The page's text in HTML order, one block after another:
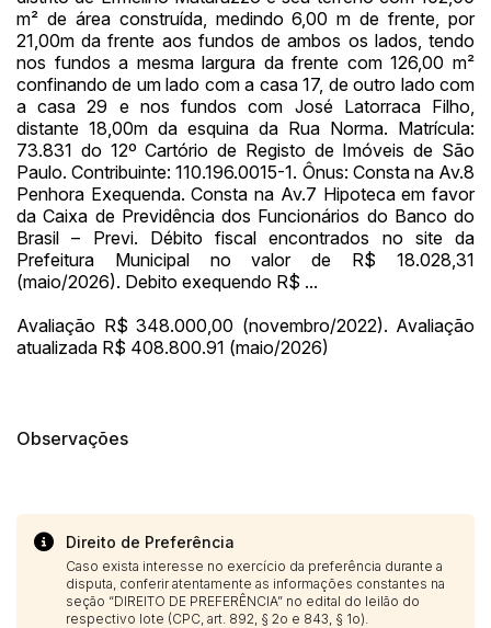
m² de área construída, medindo 6,00 m de frente, por
21,00m da frente aos fundos de ambos os lados, tendo
nos fundos a mesma largura da frente com 126,00 m²
confinando de um lado com a casa 17, de outro lado com
a casa 29 e nos fundos com José Latorraca Filho,
distante 18,00m da esquina da Rua Norma. Matrícula:
73.831 do 12º Cartório de Registo de Imóveis de São
Paulo. Contribuinte: 110.196.0015-1. Ônus: Consta na Av.8
Penhora Exequenda. Consta na Av.7 Hipoteca em favor
da Caixa de Previdência dos Funcionários do Banco do
Brasil – Previ. Débito fiscal encontrados no site da
Prefeitura Municipal no valor de R$ 18.028,31
(maio/2026). Debito exequendo R$ ...
Avaliação R$ 348.000,00 (novembro/2022). Avaliação
atualizada R$ 408.800.91 (maio/2026)
Observações
Direito de Preferência
Caso exista interesse no exercício da preferência durante a
disputa, conferir atentamente as informações constantes na
seção “DIREITO DE PREFERÊNCIA” no edital do leilão do
respectivo lote (CPC, art. 892, § 2o e 843, § 1o).
Envie sua Proposta
(Art. 895, CPC)
Histórico de Propostas
Data Usuário Valor
14/04/2025 18:43:11 TIAGOFELIPE R$ 1,00
14/04/2025 18:43:11 TIAGOFELIPE R$ 1,00
14/04/2025 18:43:11 TIAGOFELIPE R$ 1,00
Clique aqui para fazer login
Habilite-se para efetuar lances ou
propostas